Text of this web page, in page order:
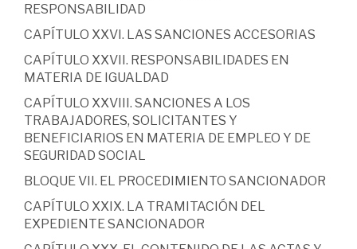
RESPONSABILIDAD
CAPÍTULO XXVI. LAS SANCIONES ACCESORIAS
CAPÍTULO XXVII. RESPONSABILIDADES EN
MATERIA DE IGUALDAD
CAPÍTULO XXVIII. SANCIONES A LOS
TRABAJADORES, SOLICITANTES Y
BENEFICIARIOS EN MATERIA DE EMPLEO Y DE
SEGURIDAD SOCIAL
BLOQUE VII. EL PROCEDIMIENTO SANCIONADOR
CAPÍTULO XXIX. LA TRAMITACIÓN DEL
EXPEDIENTE SANCIONADOR